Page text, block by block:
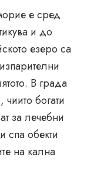
е сред
и до
езеро са
В града
богати
за лечебни
спа обекти
на кална